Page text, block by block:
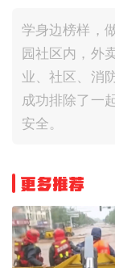
专题
资料库
学身边榜样，
园社区内，外
业、社区、消
成功排除了一
安全。
更多推荐